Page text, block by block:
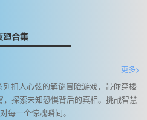
廻合集
更多>
扣人心弦的解谜冒险游戏，带你穿梭
探索未知恐惧背后的真相。挑战智慧
每一个惊魂瞬间。